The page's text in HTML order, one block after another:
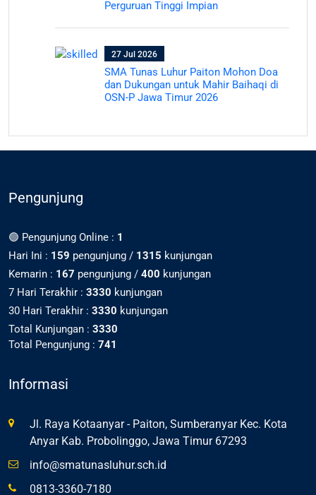
Perguruan Tinggi Impian
27 Jul 2026
SMA Tunas Luhur Paiton Mohon Doa
dan Dukungan untuk Mahir Baihaqi di
OSN-P Jawa Timur 2026
Pengunjung
🟢 Pengunjung Online : 1
Hari Ini : 159 pengunjung / 1315 kunjungan
Kemarin : 167 pengunjung / 400 kunjungan
7 Hari Terakhir : 3330 kunjungan
30 Hari Terakhir : 3330 kunjungan
Total Kunjungan : 3330
Total Pengunjung : 741
Informasi
Jl. Raya Kotaanyar - Paiton, Sumberanyar Kec. Kota
Anyar Kab. Probolinggo, Jawa Timur 67293
info@smatunasluhur.sch.id
0813-3360-7180